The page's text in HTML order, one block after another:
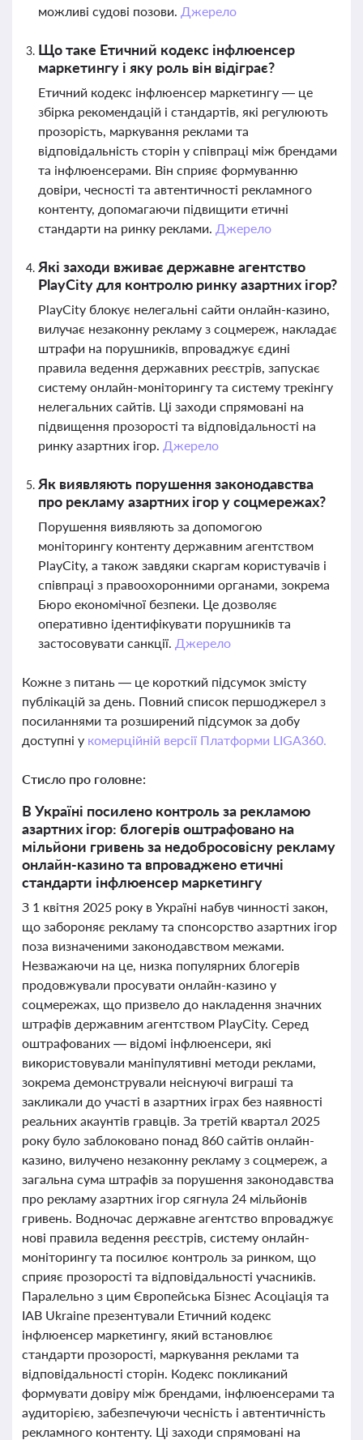
можливі судові позови. Джерело
Що таке Етичний кодекс інфлюенсер
маркетингу і яку роль він відіграє?
Етичний кодекс інфлюенсер маркетингу — це
збірка рекомендацій і стандартів, які регулюють
прозорість, маркування реклами та
відповідальність сторін у співпраці між брендами
та інфлюенсерами. Він сприяє формуванню
довіри, чесності та автентичності рекламного
контенту, допомагаючи підвищити етичні
стандарти на ринку реклами. Джерело
Які заходи вживає державне агентство
PlayCity для контролю ринку азартних ігор?
PlayCity блокує нелегальні сайти онлайн-казино,
вилучає незаконну рекламу з соцмереж, накладає
штрафи на порушників, впроваджує єдині
правила ведення державних реєстрів, запускає
систему онлайн-моніторингу та систему трекінгу
нелегальних сайтів. Ці заходи спрямовані на
підвищення прозорості та відповідальності на
ринку азартних ігор. Джерело
Як виявляють порушення законодавства
про рекламу азартних ігор у соцмережах?
Порушення виявляють за допомогою
моніторингу контенту державним агентством
PlayCity, а також завдяки скаргам користувачів і
співпраці з правоохоронними органами, зокрема
Бюро економічної безпеки. Це дозволяє
оперативно ідентифікувати порушників та
застосовувати санкції. Джерело
Кожне з питань — це короткий підсумок змісту
публікацій за день. Повний список першоджерел з
посиланнями та розширений підсумок за добу
доступні у комерційній версії Платформи LIGA360.
Стисло про головне:
В Україні посилено контроль за рекламою
азартних ігор: блогерів оштрафовано на
мільйони гривень за недобросовісну рекламу
онлайн-казино та впроваджено етичні
стандарти інфлюенсер маркетингу
З 1 квітня 2025 року в Україні набув чинності закон,
що забороняє рекламу та спонсорство азартних ігор
поза визначеними законодавством межами.
Незважаючи на це, низка популярних блогерів
продовжували просувати онлайн-казино у
соцмережах, що призвело до накладення значних
штрафів державним агентством PlayCity. Серед
оштрафованих — відомі інфлюенсери, які
використовували маніпулятивні методи реклами,
зокрема демонстрували неіснуючі виграші та
закликали до участі в азартних іграх без наявності
реальних акаунтів гравців. За третій квартал 2025
року було заблоковано понад 860 сайтів онлайн-
казино, вилучено незаконну рекламу з соцмереж, а
загальна сума штрафів за порушення законодавства
про рекламу азартних ігор сягнула 24 мільйонів
гривень. Водночас державне агентство впроваджує
нові правила ведення реєстрів, систему онлайн-
моніторингу та посилює контроль за ринком, що
сприяє прозорості та відповідальності учасників.
Паралельно з цим Європейська Бізнес Асоціація та
IAB Ukraine презентували Етичний кодекс
інфлюенсер маркетингу, який встановлює
стандарти прозорості, маркування реклами та
відповідальності сторін. Кодекс покликаний
формувати довіру між брендами, інфлюенсерами та
аудиторією, забезпечуючи чесність і автентичність
рекламного контенту. Ці заходи спрямовані на